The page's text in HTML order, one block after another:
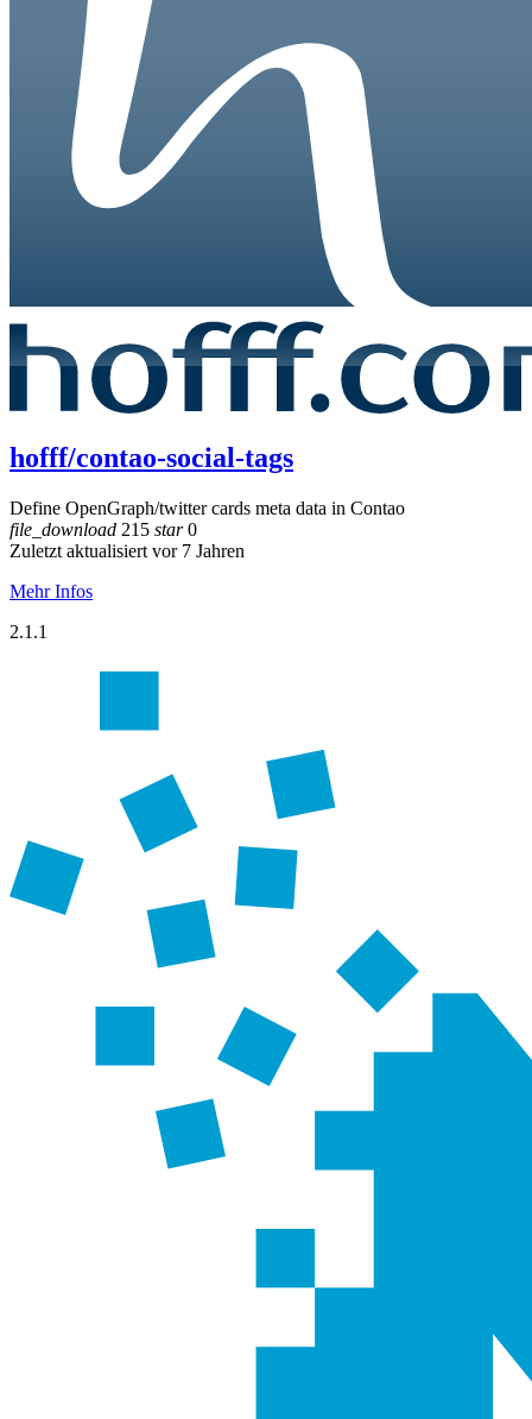
hofff/contao-social-tags
Define OpenGraph/twitter cards meta data in Contao
file_download 215 star0
Zuletzt aktualisiert vor 7 Jahren
Mehr Infos
2.1.1